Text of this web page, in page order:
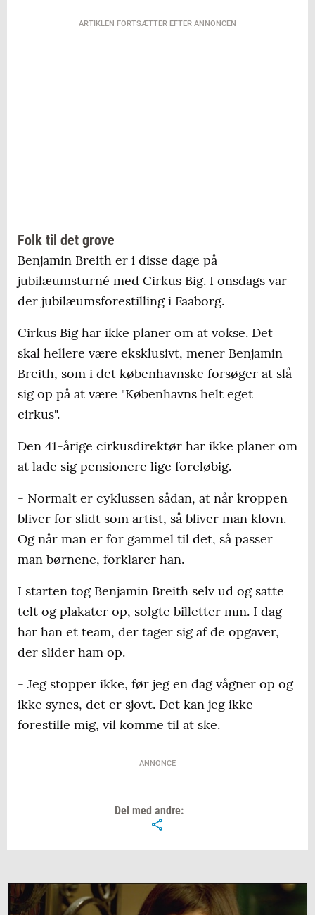
ARTIKLEN FORTSÆTTER EFTER ANNONCEN
Folk til det grove
Benjamin Breith er i disse dage på
jubilæumsturné med Cirkus Big. I onsdags var
der jubilæumsforestilling i Faaborg.
Cirkus Big har ikke planer om at vokse. Det
skal hellere være eksklusivt, mener Benjamin
Breith, som i det københavnske forsøger at slå
sig op på at være "Københavns helt eget
cirkus".
Den 41-årige cirkusdirektør har ikke planer om
at lade sig pensionere lige foreløbig.
- Normalt er cyklussen sådan, at når kroppen
bliver for slidt som artist, så bliver man klovn.
Og når man er for gammel til det, så passer
man børnene, forklarer han.
I starten tog Benjamin Breith selv ud og satte
telt og plakater op, solgte billetter mm. I dag
har han et team, der tager sig af de opgaver,
der slider ham op.
- Jeg stopper ikke, før jeg en dag vågner op og
ikke synes, det er sjovt. Det kan jeg ikke
forestille mig, vil komme til at ske.
ANNONCE
Del med andre: